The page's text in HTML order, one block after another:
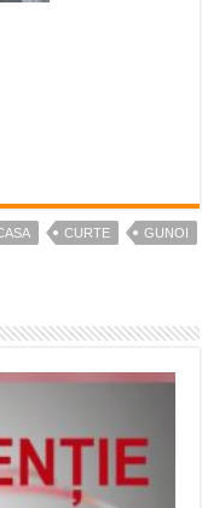
CURTE
GUNOI